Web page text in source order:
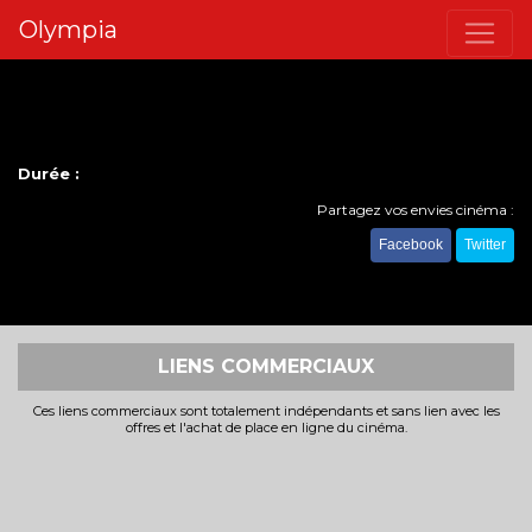
Olympia
Durée :
Partagez vos envies cinéma :
Facebook Twitter
LIENS COMMERCIAUX
Ces liens commerciaux sont totalement indépendants et sans lien avec les
offres et l'achat de place en ligne du cinéma.